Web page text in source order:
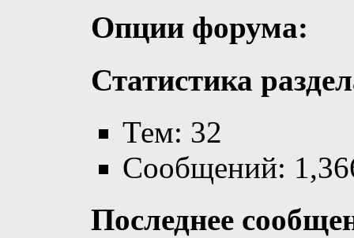
Опции форума:
Статистика
Тем: 32
Сообщений:
Последнее